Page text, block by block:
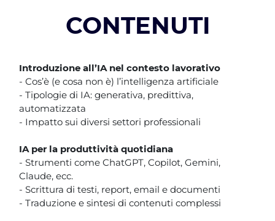
CONTENUTI
Introduzione all’IA nel contesto lavorativo
- Cos’è (e cosa non è) l’intelligenza artificiale
- Tipologie di IA: generativa, predittiva,
automatizzata
- Impatto sui diversi settori professionali
IA per la produttività quotidiana
- Strumenti come ChatGPT, Copilot, Gemini,
Claude, ecc.
- Scrittura di testi, report, email e documenti
- Traduzione e sintesi di contenuti complessi